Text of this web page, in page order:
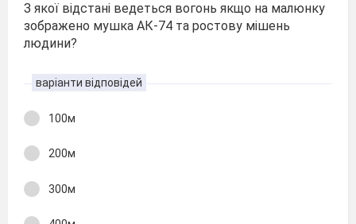
З якої відстані ведеться вогонь якщо на малюнку
зображено мушка АК-74 та ростову мішень
людини?
варіанти відповідей
100м
200м
300м